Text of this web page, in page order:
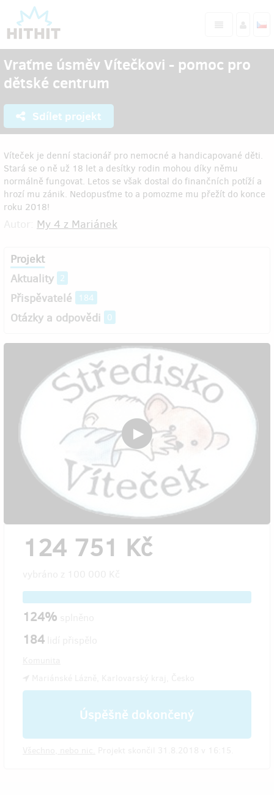
Vraťme úsměv Vítečkovi - pomoc pro
dětské centrum
Sdílet projekt
Víteček je denní stacionář pro nemocné a handicapované děti.
Stará se o ně už 18 let a desítky rodin mohou díky němu
normálně fungovat. Letos se však dostal do finančních potíží a
hrozí mu zánik. Nedopusťme to a pomozme mu přežít do konce
roku 2018!
My 4 z Mariánek
Projekt
Aktuality 2
Přispěvatelé 184
Otázky a odpovědi 0
124 751 Kč
124%
184
Úspěšně dokončený